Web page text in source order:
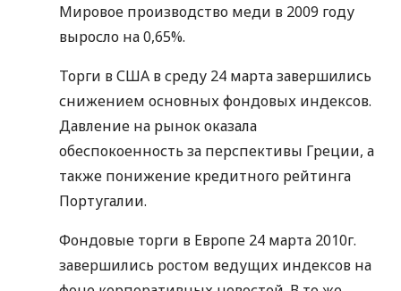
Мировое производство меди в 2009 году
выросло на 0,65%.
Торги в США в среду 24 марта завершились
снижением основных фондовых индексов.
Давление на рынок оказала
обеспокоенность за перспективы Греции, а
также понижение кредитного рейтинга
Португалии.
Фондовые торги в Европе 24 марта 2010г.
завершились ростом ведущих индексов на